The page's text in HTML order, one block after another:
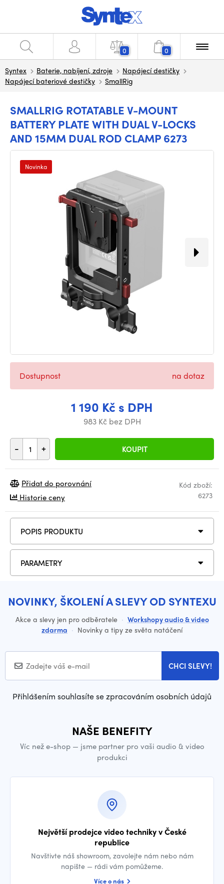
0 0
Syntex Baterie, nabíjení, zdroje
Napájecí destičky
Napájecí bateriové destičky
SmallRig
SMALLRIG ROTATABLE V-MOUNT
BATTERY PLATE WITH DUAL V-LOCKS
AND 15MM DUAL ROD CLAMP 6273
Novinka
1 190 Kč s DPH
983 Kč bez DPH
- + KOUPIT
Dostupnost na dotaz
Kód zboží:
6273
Přidat do porovnání
Historie ceny
POPIS PRODUKTU
PARAMETRY
NOVINKY, ŠKOLENÍ A SLEVY OD SYNTEXU
Akce a slevy jen pro odběratele · Workshopy audio & video
zdarma · Novinky a tipy ze světa natáčení
CHCI SLEVY!
Přihlášením souhlasíte se zpracováním osobních údajů
NAŠE BENEFITY
Víc než e-shop — jsme partner pro vaši audio & video
produkci
Největší prodejce video techniky v České
republice
Navštivte náš showroom, zavolejte nám nebo nám
napište — rádi vám pomůžeme.
Více o nás